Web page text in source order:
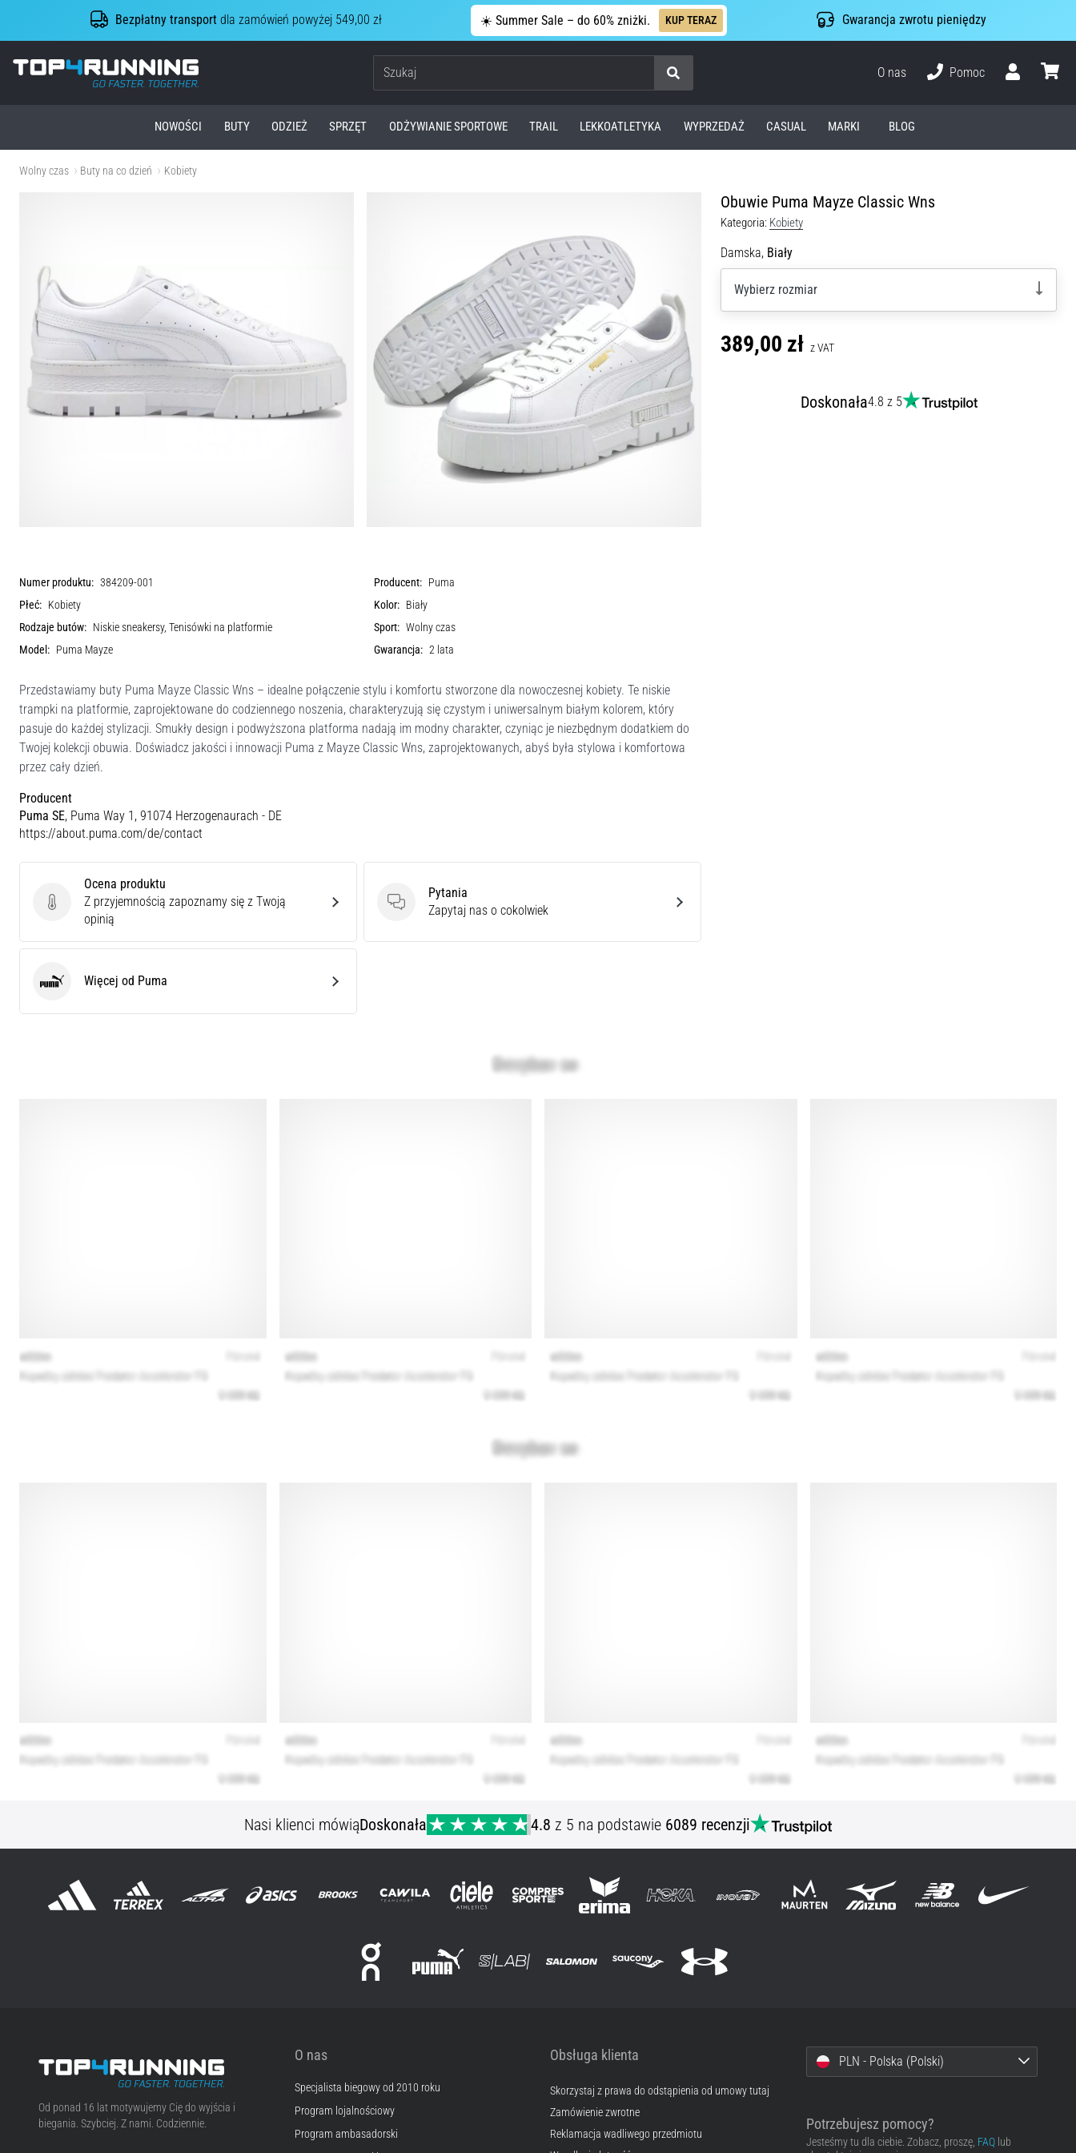
Bezpłatny transportdla zamówień powyżej 549,00 zł ☀️ Summer Sale – do 60% zniżki. KUP TERAZ Gwarancja zwrotu pieniędzy
Top4Running.pl
Szukaj
O nas
Pomoc
NOWOŚCI BUTY ODZIEŻ SPRZĘT ODŻYWIANIE SPORTOWE TRAIL LEKKOATLETYKA WYPRZEDAŻ CASUAL MARKI BLOG
Wolny czas Buty na co dzień Kobiety
Obuwie Puma Mayze Classic Wns
Kategoria: Kobiety
Damska, Biały
Wybierz rozmiar
389,00 zł z VAT
Doskonała4.8 z 5
Numer produktu: 384209-001 Producent: Puma
Płeć: Kobiety Kolor: Biały
Rodzaje butów: Niskie sneakersy, Tenisówki na platformie Sport: Wolny czas
Model: Puma Mayze Gwarancja: 2 lata
Przedstawiamy buty Puma Mayze Classic Wns – idealne połączenie stylu i komfortu stworzone dla nowoczesnej kobiety. Te niskie
trampki na platformie, zaprojektowane do codziennego noszenia, charakteryzują się czystym i uniwersalnym białym kolorem, który
pasuje do każdej stylizacji. Smukły design i podwyższona platforma nadają im modny charakter, czyniąc je niezbędnym dodatkiem do
Twojej kolekcji obuwia. Doświadcz jakości i innowacji Puma z Mayze Classic Wns, zaprojektowanych, abyś była stylowa i komfortowa
przez cały dzień.
Producent
Puma SE, Puma Way 1, 91074 Herzogenaurach - DE
https://about.puma.com/de/contact
Ocena produktu
Ocena produktu
Z przyjemnością zapoznamy się z Twoją
opinią
Pytania
Pytania
Zapytaj nas o cokolwiek
Puma Więcej od Puma
Nasi klienci mówiąDoskonała 4.8 z 5 na podstawie 6089 recenzji
Top4Running.pl
Od ponad 16 lat motywujemy Cię do wyjścia i
biegania. Szybciej. Z nami. Codziennie.
O nas
Specjalista biegowy od 2010 roku
Program lojalnościowy
Program ambasadorski
Obsługa klienta
Skorzystaj z prawa do odstąpienia od umowy tutaj
Zamówienie zwrotne
Reklamacja wadliwego przedmiotu
PLN - Polska (Polski)
Potrzebujesz pomocy?
Jesteśmy tu dla ciebie. Zobacz, proszę, FAQlub